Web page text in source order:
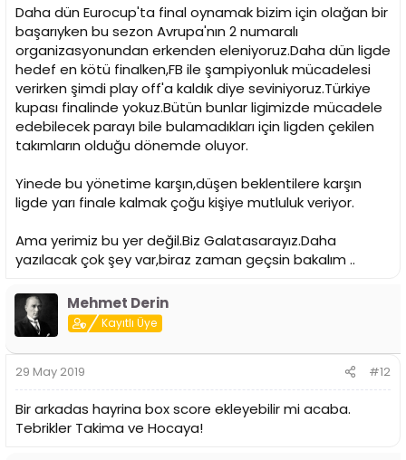
Daha dün Eurocup'ta final oynamak bizim için olağan bir
başarıyken bu sezon Avrupa'nın 2 numaralı
organizasyonundan erkenden eleniyoruz.Daha dün ligde
hedef en kötü finalken,FB ile şampiyonluk mücadelesi
verirken şimdi play off'a kaldık diye seviniyoruz.Türkiye
kupası finalinde yokuz.Bütün bunlar ligimizde mücadele
edebilecek parayı bile bulamadıkları için ligden çekilen
takımların olduğu dönemde oluyor.
Yinede bu yönetime karşın,düşen beklentilere karşın
ligde yarı finale kalmak çoğu kişiye mutluluk veriyor.
Ama yerimiz bu yer değil.Biz Galatasarayız.Daha
yazılacak çok şey var,biraz zaman geçsin bakalım ..
Mehmet Derin
Kayıtlı Üye
29 May 2019 #12
Bir arkadas hayrina box score ekleyebilir mi acaba.
Tebrikler Takima ve Hocaya!